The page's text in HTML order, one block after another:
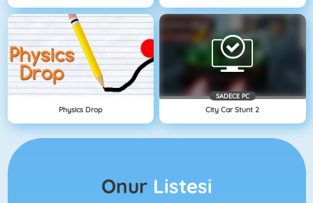
Physics Drop
SADECE PC
City Car Stunt 2
Onur Listesi